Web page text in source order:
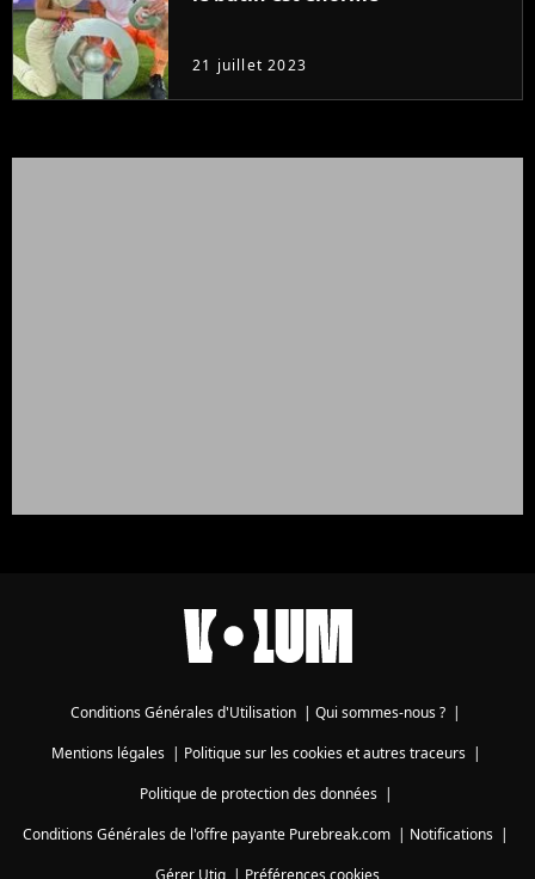
21 juillet 2023
Conditions Générales d'Utilisation | Qui sommes-nous ? |
Mentions légales| Politique sur les cookies et autres traceurs|
Politique de protection des données|
Conditions Générales de l'offre payante Purebreak.com | Notifications |
Gérer Utiq | Préférences cookies